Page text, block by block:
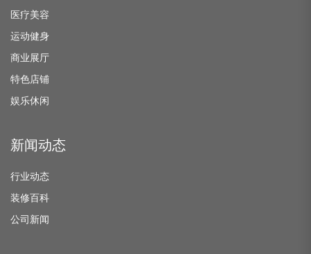
医疗美容
运动健身
商业展厅
特色店铺
娱乐休闲
新闻动态
行业动态
装修百科
公司新闻